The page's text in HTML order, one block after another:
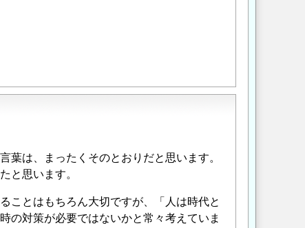
葉は、まったくそのとおりだと思います。
と思います。
ことはもちろん大切ですが、「人は時代と
の対策が必要ではないかと常々考えていま